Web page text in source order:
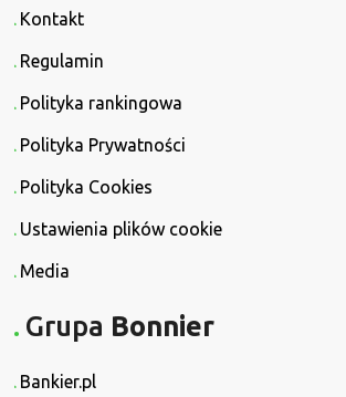
Kontakt
Regulamin
Polityka rankingowa
Polityka Prywatności
Polityka Cookies
Ustawienia plików cookie
Media
Grupa Bonnier
Bankier.pl